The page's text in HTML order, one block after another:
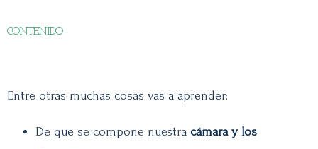
CONTENIDO
Entre otras muchas cosas vas a aprender:
De que se compone nuestra cámara y los